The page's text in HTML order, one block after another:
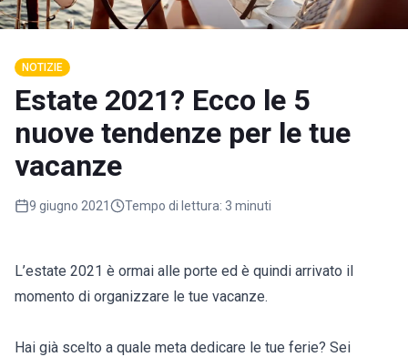
NOTIZIE
Estate 2021? Ecco le 5
nuove tendenze per le tue
vacanze
9 giugno 2021 Tempo di lettura: 3 minuti
L’estate 2021 è ormai alle porte ed è quindi arrivato il
momento di organizzare le tue vacanze.
Hai già scelto a quale meta dedicare le tue ferie? Sei